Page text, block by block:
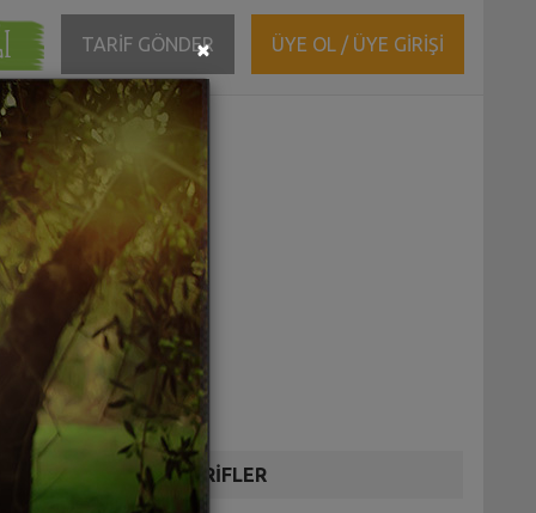
TARİF GÖNDER ÜYE OL / ÜYE GİRİŞİ
DİĞER TARİFLER
×Close